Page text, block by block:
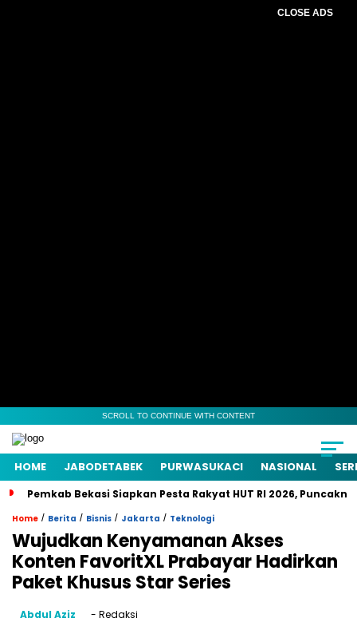
CLOSE ADS
SCROLL TO CONTINUE WITH CONTENT
HOME JABODETABEK PURWASUKACI NASIONAL
Pemkab Bekasi Siapkan Pesta Rakyat HUT RI 2026,
Home / Berita / Bisnis / Jakarta / Teknologi
Wujudkan Kenyamanan Akses
Konten FavoritXL Prabayar Hadirkan
Paket Khusus Star Series
Abdul Aziz
- Redaksi